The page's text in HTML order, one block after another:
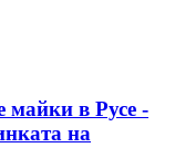
майки в Русе -
на